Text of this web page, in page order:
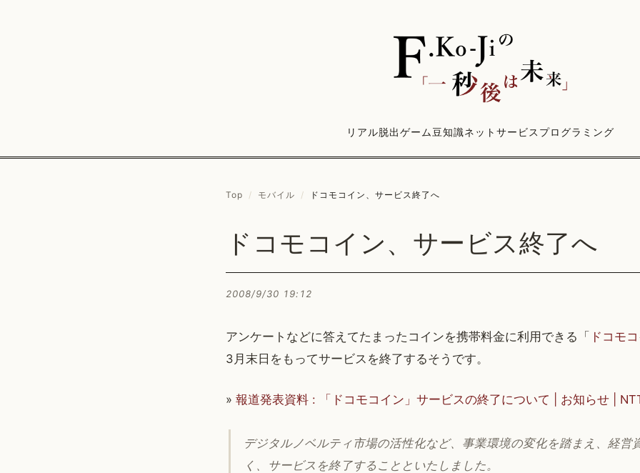
リアル脱出ゲーム豆知識ネットサービス プログラミング
Top / モバイル / ドコモコイン、サービス終了へ
ドコモコイン、サービス終了へ
2008/9/30 19:12
アンケートなどに答えてたまったコインを携帯料金に利用できる「 ドコモ
3月末日をもってサービスを終了するそうです。
» 報道発表資料 : 「ドコモコイン」サービスの終了について | お知らせ |
デジタルノベルティ市場の活性化など、事業環境の変化を踏まえ、経営
く、サービスを終了することといたしました。